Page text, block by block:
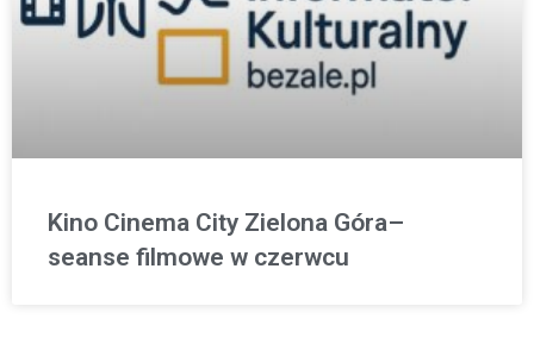
Kino Cinema City Zielona Góra–
seanse filmowe w czerwcu